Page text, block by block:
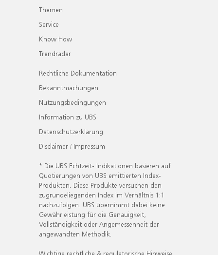
Themen
Service
Know How
Trendradar
Rechtliche Dokumentation
Bekanntmachungen
Nutzungsbedingungen
Information zu UBS
Datenschutzerklärung
Disclaimer / Impressum
* Die UBS Echtzeit- Indikationen basieren auf
Quotierungen von UBS emittierten Index-
Produkten. Diese Produkte versuchen den
zugrundeliegenden Index im Verhältnis 1:1
nachzufolgen. UBS übernimmt dabei keine
Gewährleistung für die Genauigkeit,
Vollständigkeit oder Angemessenheit der
angewandten Methodik.